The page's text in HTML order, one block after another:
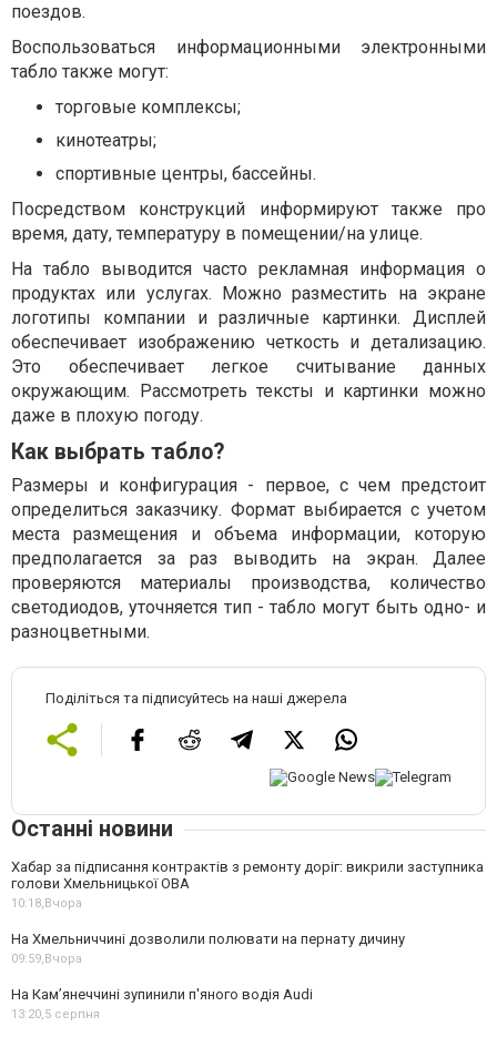
поездов.
Воспользоваться информационными электронными
табло также могут:
торговые комплексы;
кинотеатры;
спортивные центры, бассейны.
Посредством конструкций информируют также про
время, дату, температуру в помещении/на улице.
На табло выводится часто рекламная информация о
продуктах или услугах. Можно разместить на экране
логотипы компании и различные картинки. Дисплей
обеспечивает изображению четкость и детализацию.
Это обеспечивает легкое считывание данных
окружающим. Рассмотреть тексты и картинки можно
даже в плохую погоду.
Как выбрать табло?
Размеры и конфигурация - первое, с чем предстоит
определиться заказчику. Формат выбирается с учетом
места размещения и объема информации, которую
предполагается за раз выводить на экран. Далее
проверяются материалы производства, количество
светодиодов, уточняется тип - табло могут быть одно- и
разноцветными.
Поділіться та підписуйтесь на наші джерела
Останні новини
Хабар за підписання контрактів з ремонту доріг: викрили заступника
голови Хмельницької ОВА
10:18,Вчора
На Хмельниччині дозволили полювати на пернату дичину
09:59,Вчора
На Камʼянеччині зупинили п'яного водія Audi
13:20,5 серпня